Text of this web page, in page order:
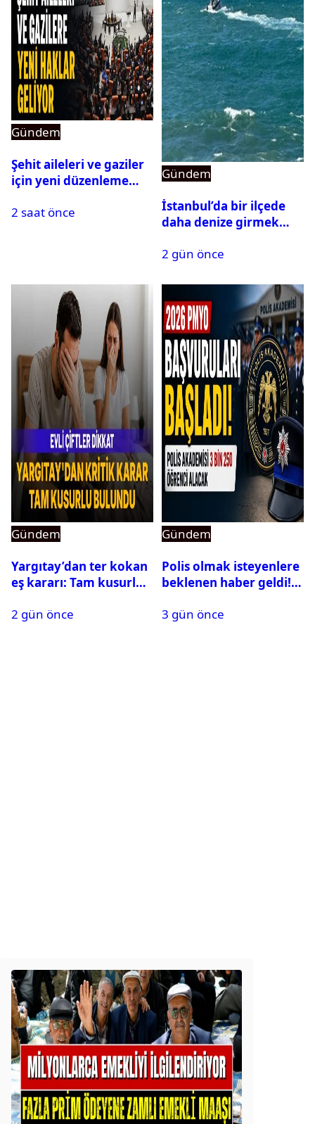
Gündem
Şehit aileleri ve gaziler
için yeni düzenleme
2 saat önce
Gündem
İstanbul’da bir ilçede
daha denize girmek
2 gün önce
Gündem
Yargıtay’dan ter kokan
eş kararı: Tam kusurlu
2 gün önce
Gündem
Polis olmak isteyenlere
beklenen haber geldi!
3 gün önce